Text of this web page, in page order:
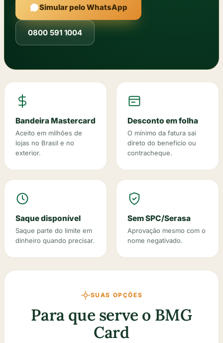
Simular pelo WhatsApp
0800 591 1004
Bandeira Mastercard
Aceito em milhões de
lojas no Brasil e no
exterior.
Desconto em folha
O mínimo da fatura sai
direto do benefício ou
contracheque.
Saque disponível
Saque parte do limite em
dinheiro quando precisar.
Sem SPC/Serasa
Aprovação mesmo com o
nome negativado.
SUAS OPÇÕES
Para que serve o BMG
Card